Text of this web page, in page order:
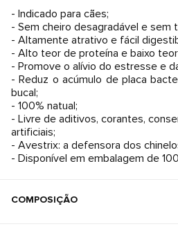
- Indicado para cães;
- Sem cheiro desagradável e sem
- Altamente atrativo e fácil
- Alto teor de proteína e baixo
- Promove o alívio do estresse e
- Reduz o acúmulo de placa
bucal;
- 100% natual;
- Livre de aditivos, corantes,
artificiais;
- Avestrix: a defensora dos
- Disponível em embalagem de
COMPOSIÇÃO